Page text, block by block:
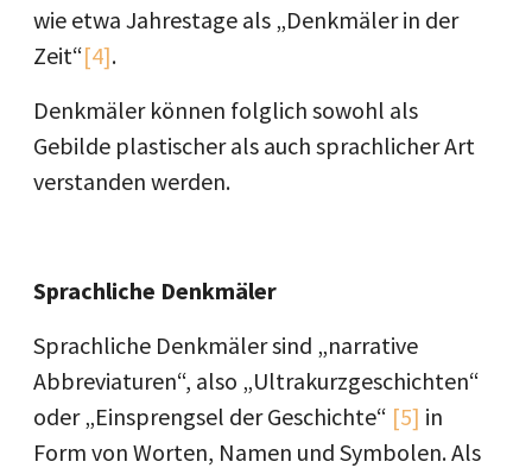
wie etwa Jahrestage als „Denkmäler in der
Zeit“[4].
Denkmäler können folglich sowohl als
Gebilde plastischer als auch sprachlicher Art
verstanden werden.
Sprachliche Denkmäler
Sprachliche Denkmäler sind „narrative
Abbreviaturen“, also „Ultrakurzgeschichten“
oder „Einsprengsel der Geschichte“ [5] in
Form von Worten, Namen und Symbolen. Als